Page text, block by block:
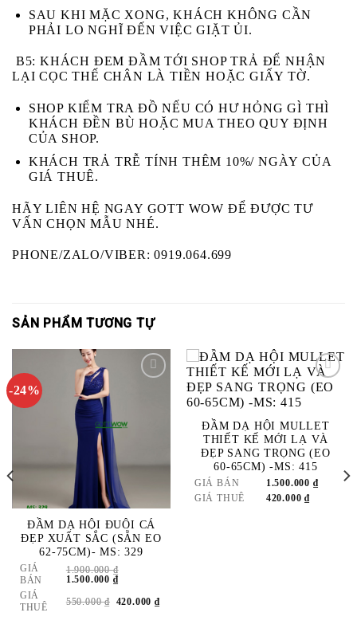
SAU KHI MẶC XONG, KHÁCH KHÔNG CẦN
PHẢI LO NGHĨ ĐẾN VIỆC GIẶT ỦI.
B5: KHÁCH ĐEM ĐẦM TỚI SHOP TRẢ ĐỂ NHẬN
LẠI CỌC THẾ CHÂN LÀ TIỀN HOẶC GIẤY TỜ.
SHOP KIỂM TRA ĐỒ NẾU CÓ HƯ HỎNG GÌ THÌ
KHÁCH ĐỀN BÙ HOẶC MUA THEO QUY ĐỊNH
CỦA SHOP.
KHÁCH TRẢ TRỄ TÍNH THÊM 10%/ NGÀY CỦA
GIÁ THUÊ.
HÃY LIÊN HỆ NGAY GOTT WOW ĐỂ ĐƯỢC TƯ
VẤN CHỌN MẪU NHÉ.
PHONE/ZALO/VIBER: 0919.064.699
SẢN PHẨM TƯƠNG TỰ
-24%
WISHLIST
ĐẦM DẠ HỘI ĐUÔI CÁ
ĐẸP XUẤT SẮC (SẴN EO
62-75CM)- MS: 329
GIÁ
BÁN
1.900.000₫
GIÁ
LÀ:
1.900.000 ₫.
1.500.000 ₫GIÁ
HIỆN
TẠI
LÀ:
GIÁ
THUÊ
550.000₫ GIÁ
420.000 ₫GIÁ
HIỆN
WISHLIST
ĐẦM DẠ HỘI MULLET
THIẾT KẾ MỚI LẠ VÀ
ĐẸP SANG TRỌNG (EO
60-65CM) -MS: 415
GIÁ BÁN 1.500.000 ₫
GIÁ THUÊ
420.000₫